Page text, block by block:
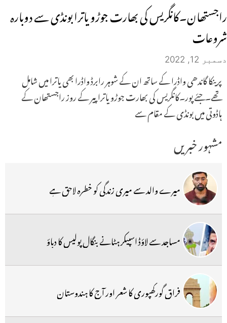
راجستھان۔کانگریس کی بھارت جوڑو یاترا بونڈی سے دوبارہ
شروعات
دسمبر 12, 2022
پرینکا گاندھی واڈرا کے ساتھ ان کے شوہر رابرڈ واڈرا بھی یاترا میں شامل
تھے۔جئے پور۔کانگریس کی بھارت جوڑو یاتراپیر کے روز راجستھان کے
ہاڈوتی میں بونڈی کے مقام سے
مشہور خبریں
میرے والد سے میری زندگی کو خطرہ لاحق ہے
مساجد سے لاؤڈ اسپیکر ہٹانے بنگال پولیس کا دباؤ
فراق گورکھپوری کا شعر اور آج کا ہندوستان